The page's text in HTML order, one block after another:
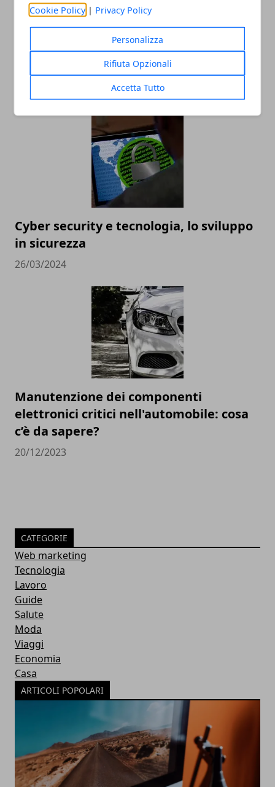
Cookie Policy | Privacy Policy
Personalizza
Rifiuta Opzionali
Accetta Tutto
RENTRI: cos’è e come funziona il sistema
per la tracciabilità dei rifiuti
Cyber security e tecnologia, lo sviluppo
in sicurezza
26/03/2024
Manutenzione dei componenti
elettronici critici nell'automobile: cosa
c’è da sapere?
20/12/2023
CATEGORIE
Web marketing
Tecnologia
Lavoro
Guide
Salute
Moda
Viaggi
Economia
Casa
ARTICOLI POPOLARI